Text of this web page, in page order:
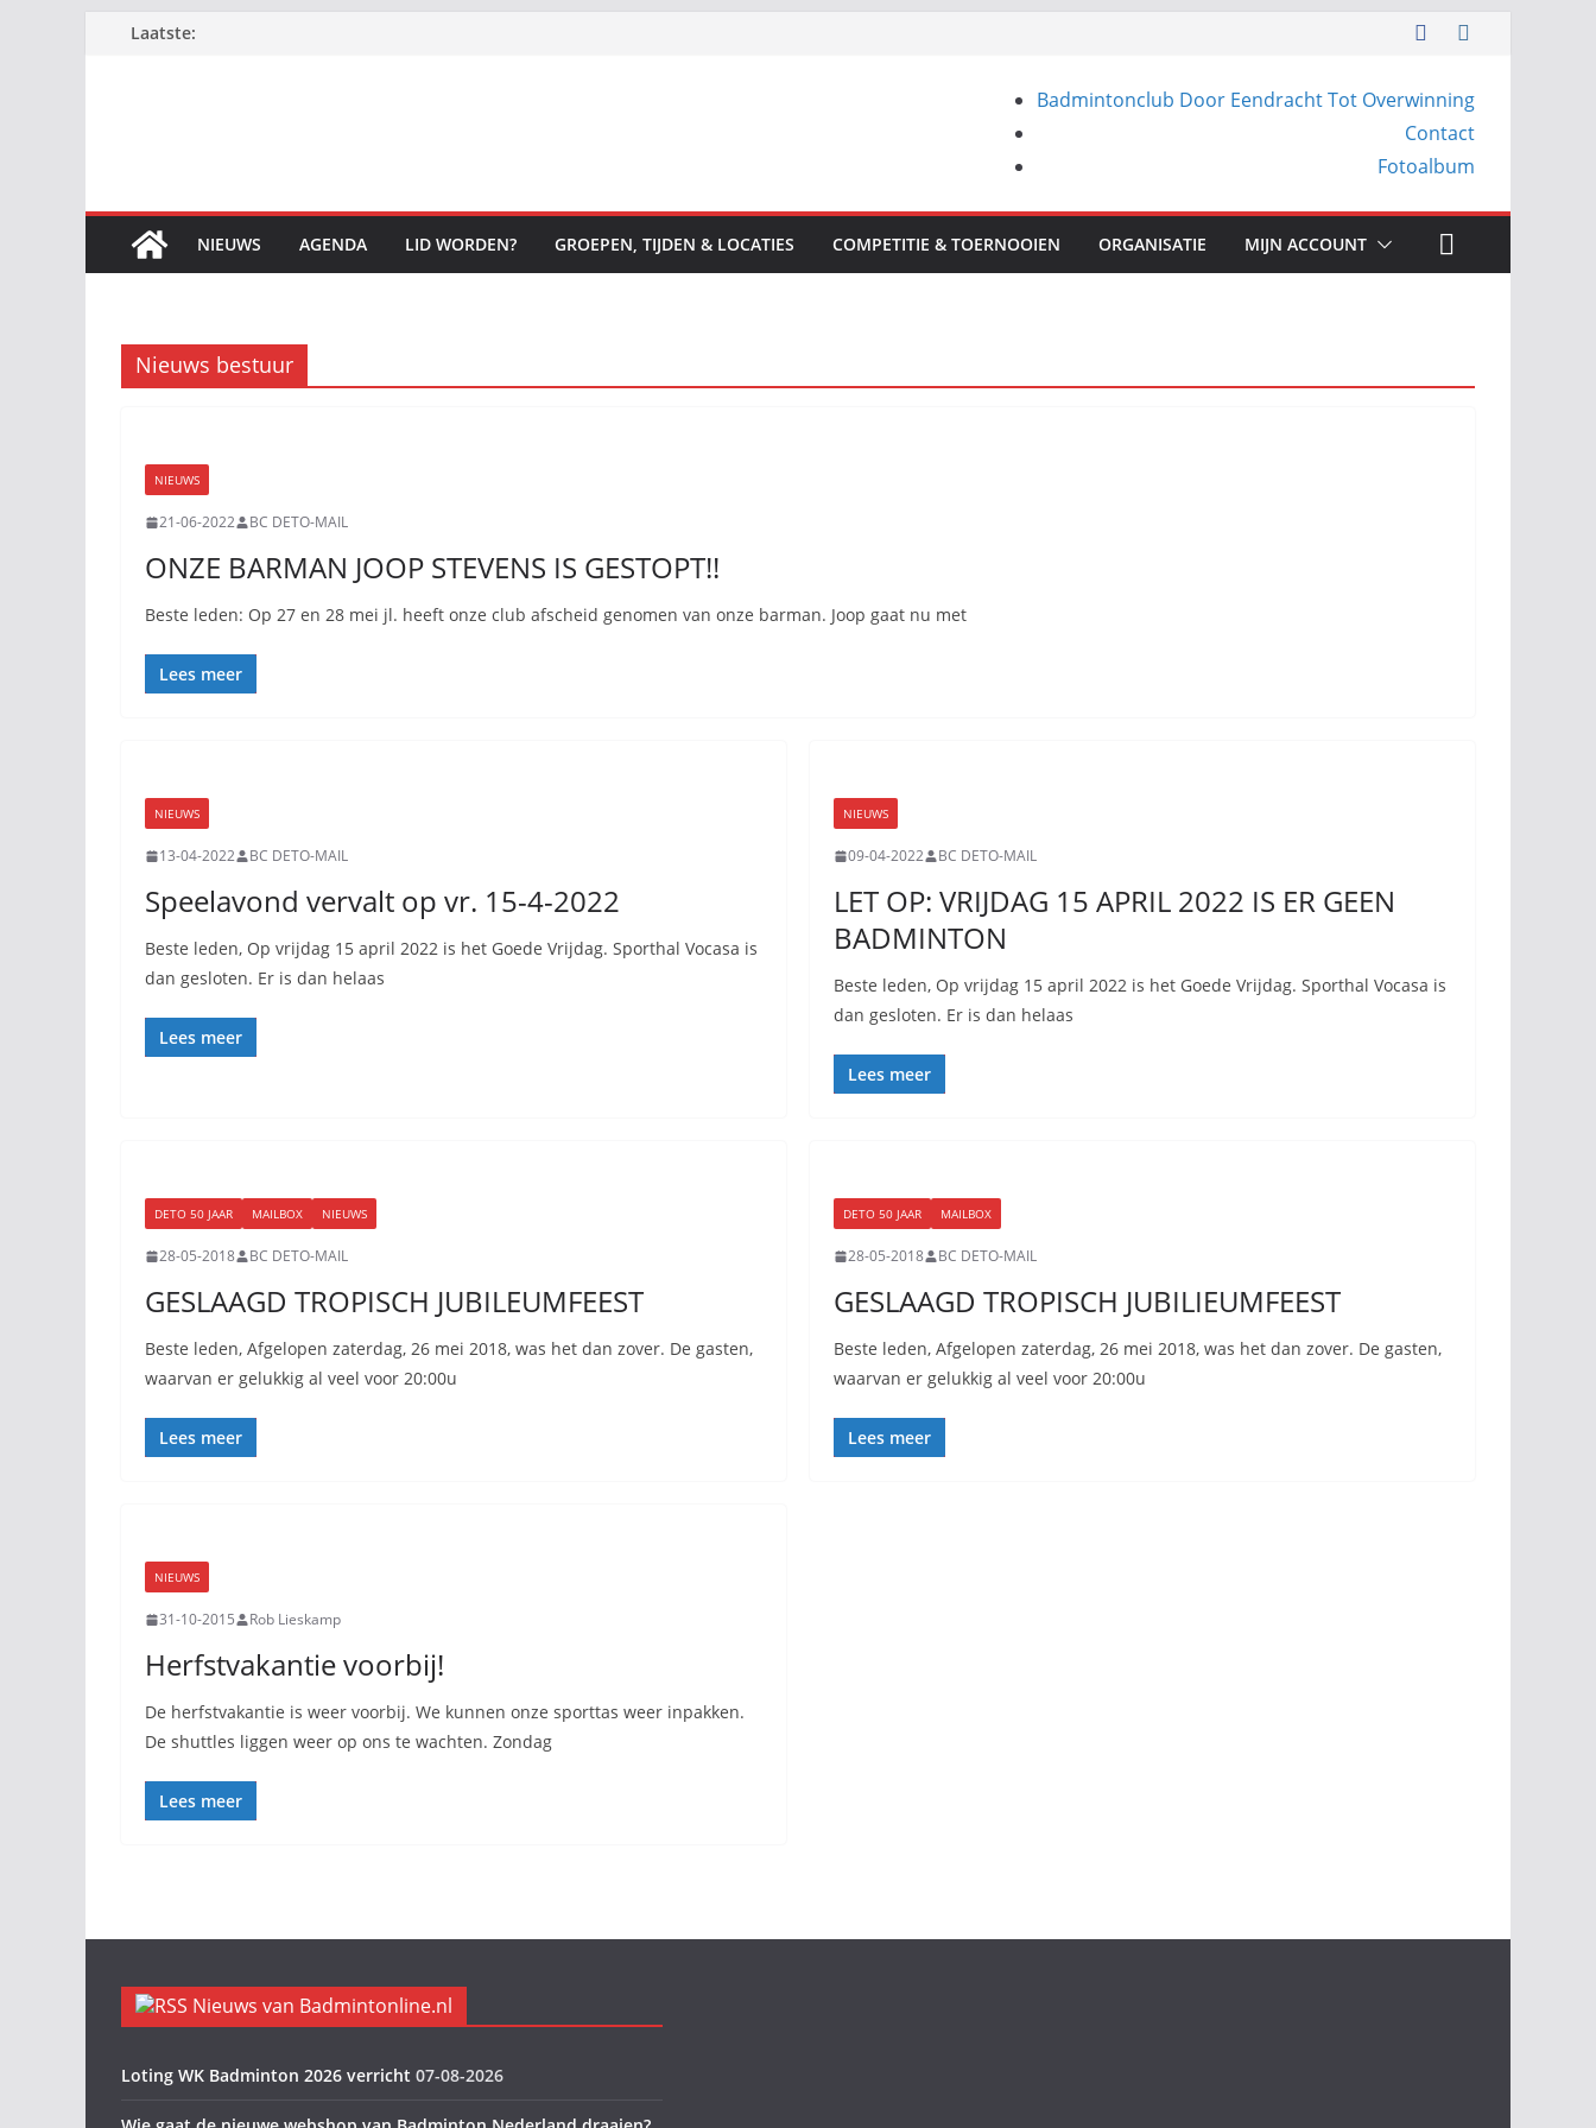
Laatste:
Badmintonclub Door Eendracht Tot Overwinning
Contact
Fotoalbum
NIEUWS AGENDA LID WORDEN? GROEPEN, TIJDEN & LOCATIES COMPETITIE & TOERNOOIEN ORGANISATIE MIJN ACCOUNT
Nieuws bestuur
NIEUWS
21-06-2022 BC DETO-MAIL
ONZE BARMAN JOOP STEVENS IS GESTOPT!!
Beste leden: Op 27 en 28 mei jl. heeft onze club afscheid genomen van onze barman. Joop gaat nu met
Lees meer
NIEUWS
13-04-2022 BC DETO-MAIL
Speelavond vervalt op vr. 15-4-2022
Beste leden, Op vrijdag 15 april 2022 is het Goede Vrijdag. Sporthal Vocasa is
dan gesloten. Er is dan helaas
Lees meer
NIEUWS
09-04-2022 BC DETO-MAIL
LET OP: VRIJDAG 15 APRIL 2022 IS ER GEEN
BADMINTON
Beste leden, Op vrijdag 15 april 2022 is het Goede Vrijdag. Sporthal Vocasa is
dan gesloten. Er is dan helaas
Lees meer
DETO 50 JAAR MAILBOX NIEUWS
28-05-2018 BC DETO-MAIL
GESLAAGD TROPISCH JUBILEUMFEEST
Beste leden, Afgelopen zaterdag, 26 mei 2018, was het dan zover. De gasten,
waarvan er gelukkig al veel voor 20:00u
Lees meer
DETO 50 JAAR MAILBOX
28-05-2018 BC DETO-MAIL
GESLAAGD TROPISCH JUBILIEUMFEEST
Beste leden, Afgelopen zaterdag, 26 mei 2018, was het dan zover. De gasten,
waarvan er gelukkig al veel voor 20:00u
Lees meer
NIEUWS
31-10-2015 Rob Lieskamp
Herfstvakantie voorbij!
De herfstvakantie is weer voorbij. We kunnen onze sporttas weer inpakken.
De shuttles liggen weer op ons te wachten. Zondag
Lees meer
Nieuws van Badmintonline.nl
Loting WK Badminton 2026 verricht 07-08-2026